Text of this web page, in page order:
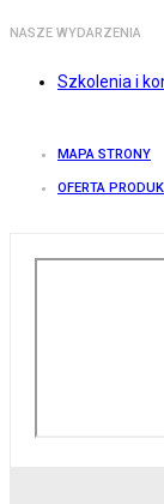
NASZE WYDARZENIA
Szkolenia i
MAPA STRONY
OFERTA